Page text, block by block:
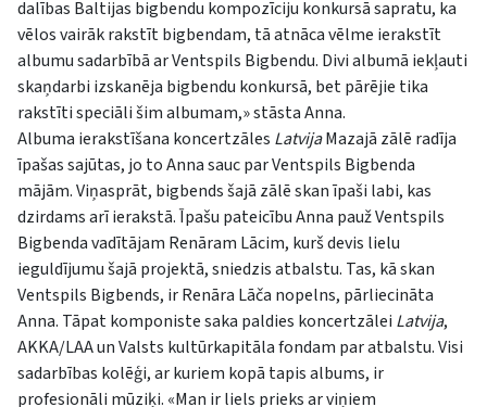
dalības Baltijas bigbendu kompozīciju konkursā sapratu, ka
vēlos vairāk rakstīt bigbendam, tā atnāca vēlme ierakstīt
albumu sadarbībā ar Ventspils Bigbendu. Divi albumā iekļauti
skaņdarbi izskanēja bigbendu konkursā, bet pārējie tika
rakstīti speciāli šim albumam,» stāsta Anna.
Albuma ierakstīšana koncertzāles LatvijaMazajā zālē radīja
īpašas sajūtas, jo to Anna sauc par Ventspils Bigbenda
mājām. Viņasprāt, bigbends šajā zālē skan īpaši labi, kas
dzirdams arī ierakstā. Īpašu pateicību Anna pauž Ventspils
Bigbenda vadītājam Renāram Lācim, kurš devis lielu
ieguldījumu šajā projektā, sniedzis atbalstu. Tas, kā skan
Ventspils Bigbends, ir Renāra Lāča nopelns, pārliecināta
Anna. Tāpat komponiste saka paldies koncertzālei Latvija,
AKKA/LAA un Valsts kultūrkapitāla fondam par atbalstu. Visi
sadarbības kolēģi, ar kuriem kopā tapis albums, ir
profesionāli mūziķi. «Man ir liels prieks ar viņiem